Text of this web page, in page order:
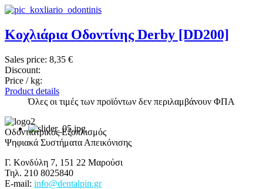
Κοχλιάρια Οδοντίνης Derby [DD200]
Sales price: 8,35 €
Discount:
Price / kg:
Product details
Όλες οι τιμές των προϊόντων δεν περιλαμβάνουν ΦΠΑ
Οδοντιατρικός Εξοπλισμός
Ψηφιακά Συστήματα Απεικόνισης
Γ. Κονδύλη 7, 151 22 Μαρούσι
Τηλ. 210 8025840
E-mail: info@dentalpin.gr